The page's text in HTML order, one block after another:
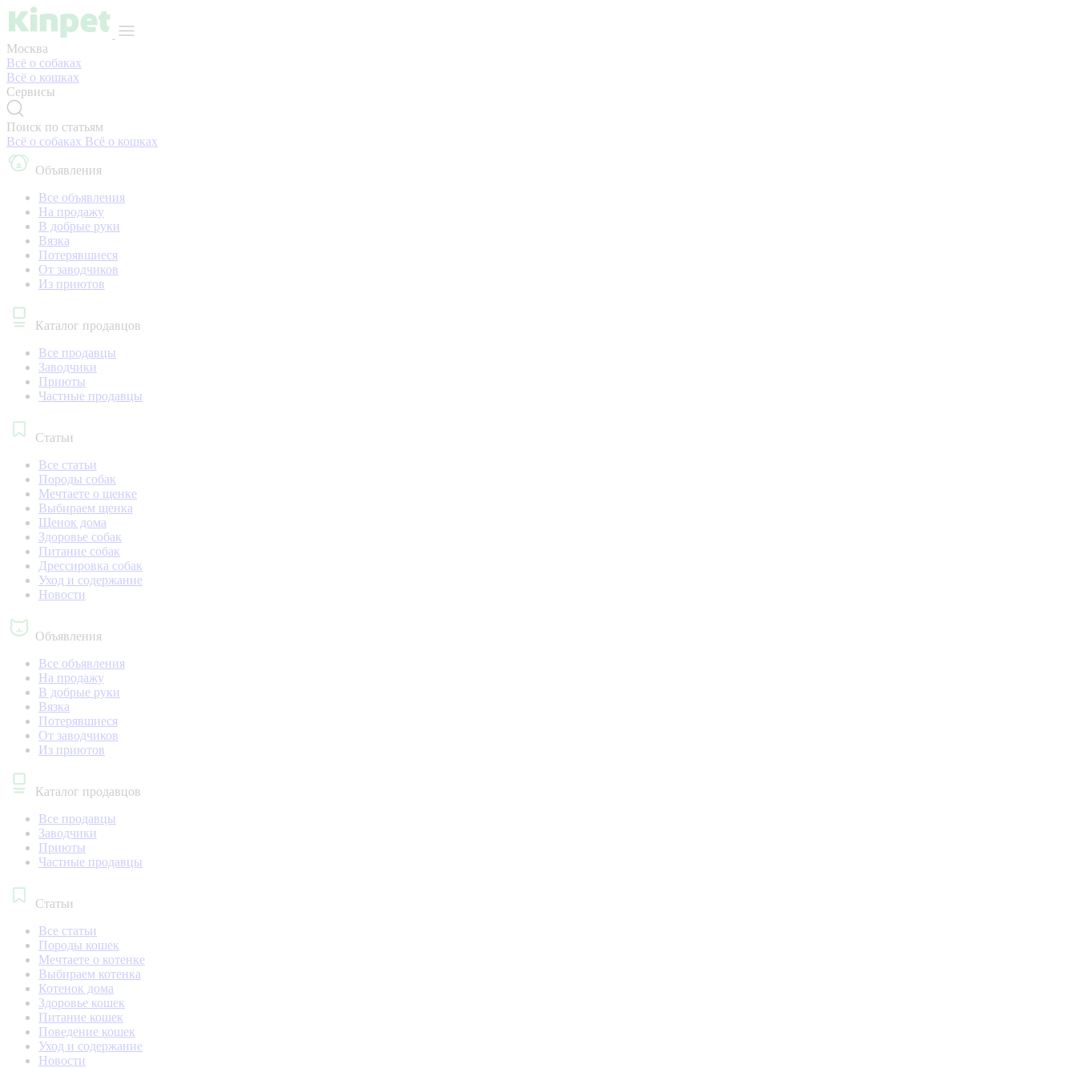
Москва
Всё о собаках
Всё о кошках
Сервисы
Поиск по статьям
Всё о собаках Всё о кошках
Объявления
Все объявления
На продажу
В добрые руки
Вязка
Потерявшиеся
От заводчиков
Из приютов
Каталог продавцов
Все продавцы
Заводчики
Приюты
Частные продавцы
Статьи
Все статьи
Породы собак
Мечтаете о щенке
Выбираем щенка
Щенок дома
Здоровье собак
Питание собак
Дрессировка собак
Уход и содержание
Новости
Объявления
Все объявления
На продажу
В добрые руки
Вязка
Потерявшиеся
От заводчиков
Из приютов
Каталог продавцов
Все продавцы
Заводчики
Приюты
Частные продавцы
Статьи
Все статьи
Породы кошек
Мечтаете о котенке
Выбираем котенка
Котенок дома
Здоровье кошек
Питание кошек
Поведение кошек
Уход и содержание
Новости